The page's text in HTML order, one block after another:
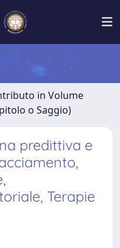
in Volume
o Saggio)
predittiva e
Terapie